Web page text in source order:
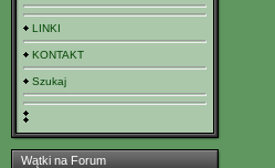
LINKI
KONTAKT
Szukaj
Wątki na Forum